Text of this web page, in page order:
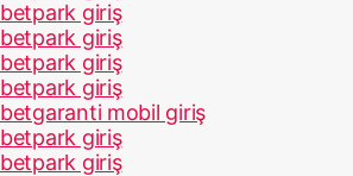
betpark giriş
betpark giriş
betpark giriş
betpark giriş
betgaranti mobil giriş
betpark giriş
betpark giriş